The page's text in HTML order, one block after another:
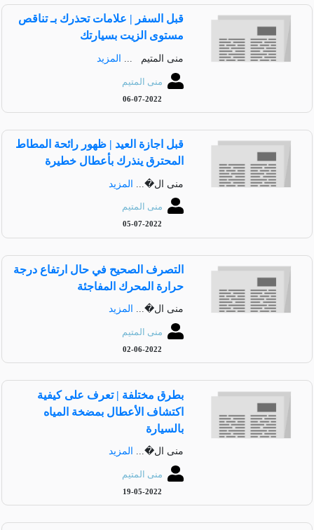
قبل السفر | علامات تحذرك بـ تناقص
مستوى الزيت بسيارتك
منى المتيم ... المزيد
منى المتيم
06-07-2022
قبل اجازة العيد | ظهور رائحة المطاط
المحترق ينذرك بأعطال خطيرة
منى ال�... المزيد
منى المتيم
05-07-2022
التصرف الصحيح في حال ارتفاع درجة
حرارة المحرك المفاجئة
منى ال�... المزيد
منى المتيم
02-06-2022
بطرق مختلفة | تعرف على كيفية
اكتشاف الأعطال بمضخة المياه
بالسيارة
منى ال�... المزيد
منى المتيم
19-05-2022